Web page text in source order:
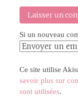
Si un nouveau
Ce site utilise
savoir plus sur
sont utilisées.